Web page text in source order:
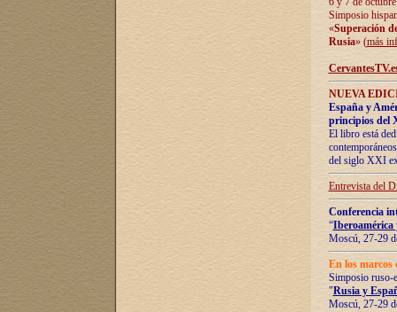
Simposio
«Superación
Rusia» (más
NUEVA
España y
principios del
El libro está
del siglo XXI
Entrevista del
Conferencia
“Iberoamérica
Moscú, 27-29
En los marcos
Simposio ruso-
"Rusia y
Moscú, 27-29